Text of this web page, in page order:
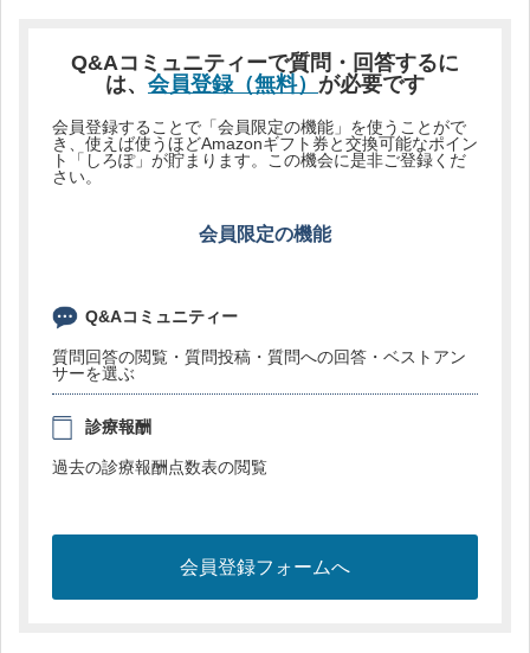
Q&Aコミュニティーで質問・回答するに
は、 会員登録（無料） が必要です
会員登録することで「会員限定の機能」を使うことがで
き、使えば使うほどAmazonギフト券と交換可能なポイン
ト「しろぽ」が貯まります。この機会に是非ご登録くだ
さい。
会員限定の機能
Q&Aコミュニティー
質問回答の閲覧・質問投稿・質問への回答・ベストアン
サーを選ぶ
診療報酬
過去の診療報酬点数表の閲覧
会員登録フォームへ